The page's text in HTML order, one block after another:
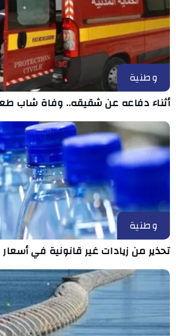
وطنية
أثناء دفاعه عن شقيقه.. وفاة شاب
وطنية
تحذير من زيادات غير قانونية في أسعار